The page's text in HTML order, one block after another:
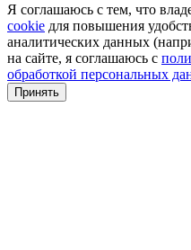
Я соглашаюсь с тем, что
cookie для повышения
аналитических данных
на сайте, я соглашаюсь с
обработкой персональных
Принять